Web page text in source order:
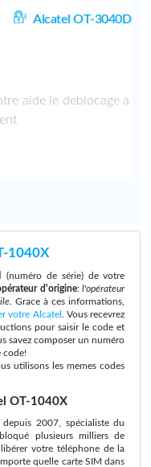
Alcatel OT-3040D
aide le deblocage a
1040X
(numéro de série) de votre
d'origine:l'opérateur
. Grace à ces informations,
votre Alcatel
. Vous recevrez
pour saisir le code et
savez composer un numéro
code!
utilisons les memes codes
OT-1040X
2007, spécialiste du
plusieurs milliers de
votre téléphone de la
quelle carte SIM dans